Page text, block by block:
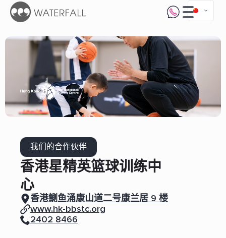
我们的合作伙伴
香港星精英篮球训练中
心
香港鰂鱼涌康山道二号康兰居 9 楼
www.hk-bbstc.org
2402 8466